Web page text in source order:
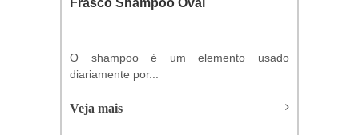
O shampoo é um elemento usado
diariamente por...
Veja mais